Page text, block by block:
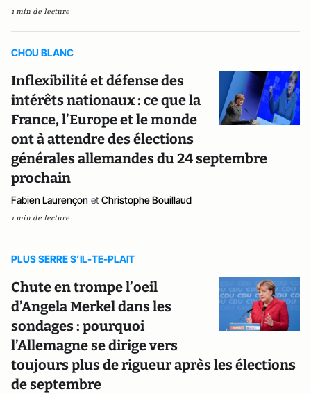
1 min de lecture
CHOU BLANC
Inflexibilité et défense des
intérêts nationaux : ce que la
France, l’Europe et le monde
ont à attendre des élections
générales allemandes du 24 septembre
prochain
Fabien Laurençon et Christophe Bouillaud
1 min de lecture
PLUS SERRE S’IL-TE-PLAIT
Chute en trompe l’oeil
d’Angela Merkel dans les
sondages : pourquoi
l’Allemagne se dirige vers
toujours plus de rigueur après les élections
de septembre